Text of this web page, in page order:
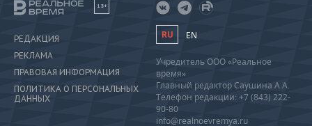
18+
РЕДАКЦИЯ
РЕКЛАМА
ПРАВОВАЯ ИНФОРМАЦИЯ
ПОЛИТИКА О ПЕРСОНАЛЬНЫХ
ДАННЫХ
RU EN
Учредитель ООО «Реальное
время»
Главный редактор Саушина А.А.
Телефон редакции: +7 (843) 222-
90-80
info@realnoevremya.ru